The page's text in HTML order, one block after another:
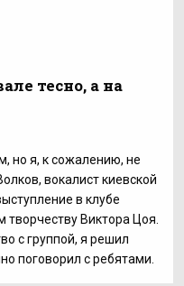
тесно, а на
но я, к сожалению, не
вокалист киевской
в клубе
Виктора Цоя.
с группой, я решил
поговорил с ребятами.